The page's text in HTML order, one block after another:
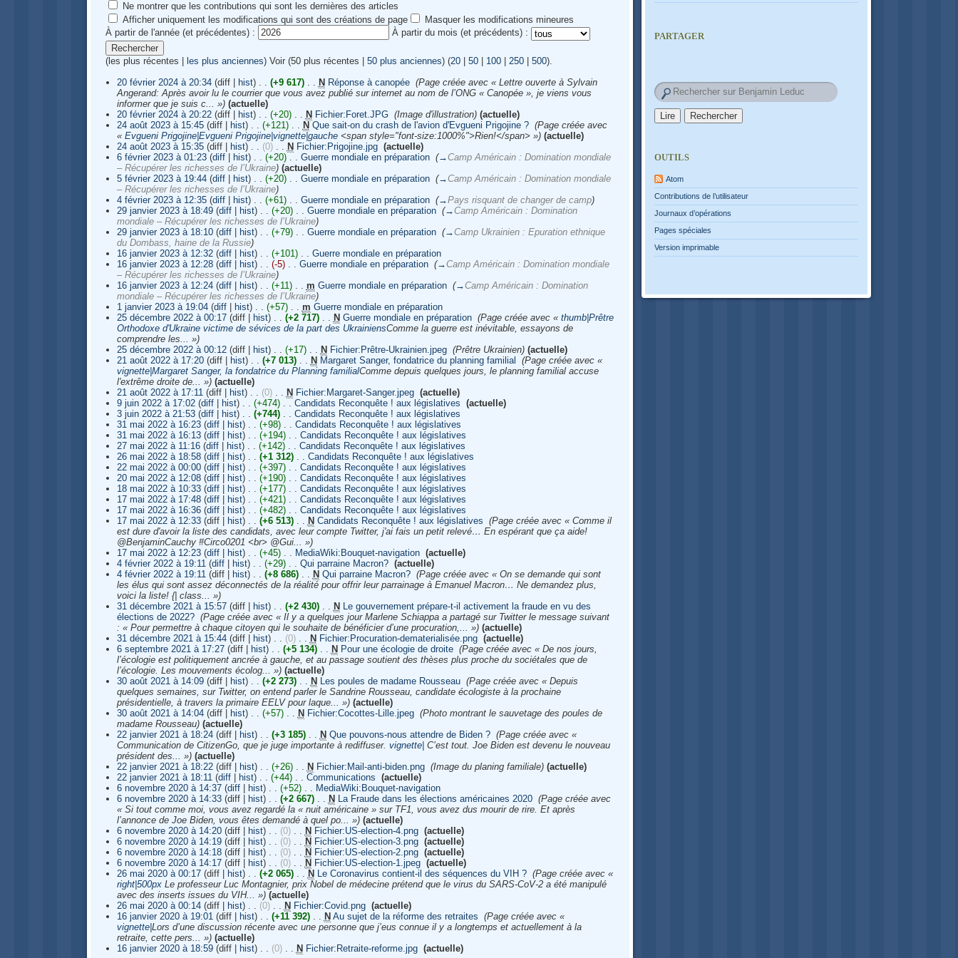
Ne montrer que les contributions qui sont les dernières des articles
Afficher uniquement les modifications qui sont des créations de page
Masquer les modifications mineures
À partir de l'année (et précédentes) :
À partir du mois (et précédents) :
(les plus récentes | les plus anciennes) Voir (50 plus récentes | 50 plus anciennes) (20| 50| 100| 250| 500).
20 février 2024 à 20:34(diff | hist) (+9 617)‎ N Réponse à canopée‎ (Page créée avec « Lettre ouverte à Sylvain
Angerand: Après avoir lu le courrier que vous avez publié sur internet au nom de l’ONG « Canopée », je viens vous
informer que je suis c... ») (actuelle)
20 février 2024 à 20:22(diff | hist) (+20)‎ N Fichier:Foret.JPG‎ (Image d'illustration) (actuelle)
24 août 2023 à 15:45(diff | hist) (+121)‎ N Que sait-on du crash de l'avion d'Evgueni Prigojine ?‎ (Page créée avec
« Evgueni Prigojine|Evgueni Prigojine|vignette|gauche<span style="font-size:1000%">Rien!</span> ») (actuelle)
24 août 2023 à 15:35(diff | hist) (0)‎ N Fichier:Prigojine.jpg‎ (actuelle)
6 février 2023 à 01:23(diff| hist) (+20)‎ Guerre mondiale en préparation‎ (→Camp Américain : Domination mondiale
– Récupérer les richesses de l’Ukraine) (actuelle)
5 février 2023 à 19:44(diff| hist) (+20)‎ Guerre mondiale en préparation‎ (→Camp Américain : Domination mondiale
– Récupérer les richesses de l’Ukraine)
4 février 2023 à 12:35(diff| hist) (+61)‎ Guerre mondiale en préparation‎ (→Pays risquant de changer de camp)
29 janvier 2023 à 18:49(diff| hist) (+20)‎ Guerre mondiale en préparation‎ (→Camp Américain : Domination
mondiale – Récupérer les richesses de l’Ukraine)
29 janvier 2023 à 18:10(diff| hist) (+79)‎ Guerre mondiale en préparation‎ (→Camp Ukrainien : Epuration ethnique
du Dombass, haine de la Russie)
16 janvier 2023 à 12:32(diff| hist) (+101)‎ Guerre mondiale en préparation‎
16 janvier 2023 à 12:28(diff| hist) (-5)‎ Guerre mondiale en préparation‎ (→Camp Américain : Domination mondiale
– Récupérer les richesses de l’Ukraine)
16 janvier 2023 à 12:24(diff| hist) (+11)‎ m Guerre mondiale en préparation‎ (→Camp Américain : Domination
mondiale – Récupérer les richesses de l’Ukraine)
1 janvier 2023 à 19:04(diff| hist) (+57)‎ m Guerre mondiale en préparation‎
25 décembre 2022 à 00:17(diff | hist) (+2 717)‎ N Guerre mondiale en préparation‎ (Page créée avec « thumb|Prêtre
Orthodoxe d'Ukraine victime de sévices de la part des UkrainiensComme la guerre est inévitable, essayons de
comprendre les... »)
25 décembre 2022 à 00:12(diff | hist) (+17)‎ N Fichier:Prêtre-Ukrainien.jpeg‎ (Prêtre Ukrainien) (actuelle)
21 août 2022 à 17:20(diff | hist) (+7 013)‎ N Margaret Sanger, fondatrice du planning familial (Page créée avec «
vignette|Margaret Sanger, la fondatrice du Planning familialComme depuis quelques jours, le planning familial accuse
l'extrême droite de... ») (actuelle)
21 août 2022 à 17:11 (diff | hist) (0)‎ N Fichier:Margaret-Sanger.jpeg‎ (actuelle)
9 juin 2022 à 17:02(diff| hist) (+474)‎ Candidats Reconquête ! aux législatives (actuelle)
3 juin 2022 à 21:53(diff| hist) (+744)‎ Candidats Reconquête ! aux législatives
31 mai 2022 à 16:23(diff| hist) (+98)‎ Candidats Reconquête ! aux législatives
31 mai 2022 à 16:13(diff| hist) (+194)‎ Candidats Reconquête ! aux législatives
27 mai 2022 à 11:16(diff| hist) (+142)‎ Candidats Reconquête ! aux législatives
26 mai 2022 à 18:58(diff| hist) (+1 312)‎ Candidats Reconquête ! aux législatives
22 mai 2022 à 00:00(diff| hist) (+397)‎ Candidats Reconquête ! aux législatives
20 mai 2022 à 12:08(diff| hist) (+190)‎ Candidats Reconquête ! aux législatives
18 mai 2022 à 10:33(diff| hist) (+177)‎ Candidats Reconquête ! aux législatives
17 mai 2022 à 17:48(diff| hist) (+421)‎ Candidats Reconquête ! aux législatives
17 mai 2022 à 16:36(diff| hist) (+482)‎ Candidats Reconquête ! aux législatives
17 mai 2022 à 12:33(diff | hist) (+6 513)‎ N Candidats Reconquête ! aux législatives (Page créée avec « Comme il
est dure d'avoir la liste des candidats, avec leur compte Twitter, j'ai fais un petit relevé… En espérant que ça aide!
@BenjaminCauchy #Circo0201 <br> @Gui... »)
17 mai 2022 à 12:23(diff| hist) (+45)‎ MediaWiki:Bouquet-navigation‎ (actuelle)
4 février 2022 à 19:11 (diff| hist) (+29)‎ Qui parraine Macron?‎ (actuelle)
4 février 2022 à 19:11 (diff | hist) (+8 686)‎ N Qui parraine Macron?‎ (Page créée avec « On se demande qui sont
les élus qui sont assez déconnectés de la réalité pour offrir leur parrainage à Emanuel Macron… Ne demandez plus,
voici la liste! {| class... »)
31 décembre 2021 à 15:57(diff | hist) (+2 430)‎ N Le gouvernement prépare-t-il activement la fraude en vu des
élections de 2022?‎ (Page créée avec « Il y a quelques jour Marlene Schiappa a partagé sur Twitter le message suivant
: « Pour permettre à chaque citoyen qui le souhaite de bénéficier d’une procuration,... ») (actuelle)
31 décembre 2021 à 15:44(diff | hist) (0)‎ N Fichier:Procuration-dematerialisée.png‎ (actuelle)
6 septembre 2021 à 17:27(diff | hist) (+5 134)‎ N Pour une écologie de droite‎ (Page créée avec « De nos jours,
l’écologie est politiquement ancrée à gauche, et au passage soutient des thèses plus proche du sociétales que de
l’écologie. Les mouvements écolog... ») (actuelle)
30 août 2021 à 14:09(diff | hist) (+2 273)‎ N Les poules de madame Rousseau‎ (Page créée avec « Depuis
quelques semaines, sur Twitter, on entend parler le Sandrine Rousseau, candidate écologiste à la prochaine
présidentielle, à travers la primaire EELV pour laque... ») (actuelle)
30 août 2021 à 14:04(diff | hist) (+57)‎ N Fichier:Cocottes-Lille.jpeg‎ (Photo montrant le sauvetage des poules de
madame Rousseau) (actuelle)
22 janvier 2021 à 18:24(diff | hist) (+3 185)‎ N Que pouvons-nous attendre de Biden ?‎ (Page créée avec «
Communication de CitizenGo, que je juge importante à rediffuser. vignette|C’est tout. Joe Biden est devenu le nouveau
président des... ») (actuelle)
22 janvier 2021 à 18:22(diff | hist) (+26)‎ N Fichier:Mail-anti-biden.png‎ (Image du planing familiale) (actuelle)
22 janvier 2021 à 18:11 (diff| hist) (+44)‎ Communications (actuelle)
6 novembre 2020 à 14:37(diff| hist) (+52)‎ MediaWiki:Bouquet-navigation‎
6 novembre 2020 à 14:33(diff | hist) (+2 667)‎ N La Fraude dans les élections américaines 2020‎ (Page créée avec
« Si tout comme moi, vous avez regardé la « nuit américaine » sur TF1, vous avez dus mourir de rire. Et après
l’annonce de Joe Biden, vous êtes demandé à quel po... ») (actuelle)
6 novembre 2020 à 14:20(diff | hist) (0)‎ N Fichier:US-election-4.png‎ (actuelle)
6 novembre 2020 à 14:19(diff | hist) (0)‎ N Fichier:US-election-3.png‎ (actuelle)
6 novembre 2020 à 14:18(diff | hist) (0)‎ N Fichier:US-election-2.png‎ (actuelle)
6 novembre 2020 à 14:17(diff | hist) (0)‎ N Fichier:US-election-1.jpeg‎ (actuelle)
26 mai 2020 à 00:17(diff | hist) (+2 065)‎ N Le Coronavirus contient-il des séquences du VIH ?‎ (Page créée avec «
right|500pxLe professeur Luc Montagnier, prix Nobel de médecine prétend que le virus du SARS-CoV-2 a été manipulé
avec des inserts issues du VIH... ») (actuelle)
26 mai 2020 à 00:14(diff | hist) (0)‎ N Fichier:Covid.png‎ (actuelle)
16 janvier 2020 à 19:01 (diff | hist) (+11 392)‎ N Au sujet de la réforme des retraites (Page créée avec «
vignette|Lors d’une discussion récente avec une personne que j’eus connue il y a longtemps et actuellement à la
retraite, cette pers... ») (actuelle)
16 janvier 2020 à 18:59(diff | hist) (0)‎ N Fichier:Retraite-reforme.jpg‎ (actuelle)
PARTAGER
OUTILS
Atom
Contributions de l’utilisateur
Journaux d’opérations
Pages spéciales
Version imprimable